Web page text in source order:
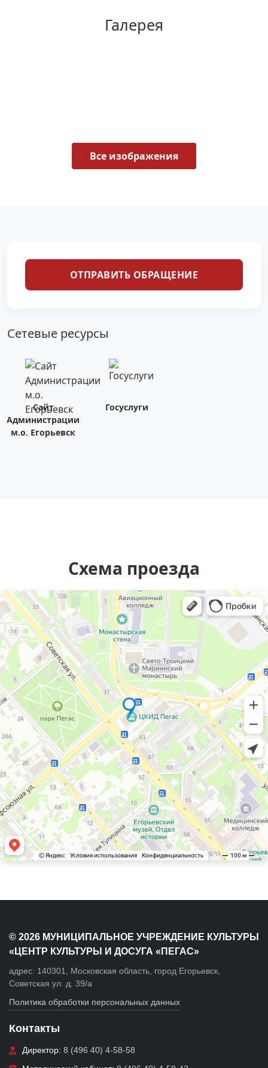
Галерея
Все изображения
ОТПРАВИТЬ ОБРАЩЕНИЕ
Сетевые ресурсы
Сайт
Администрации
м.о. Егорьевск
Госуслуги
Схема проезда
© 2026 МУНИЦИПАЛЬНОЕ УЧРЕЖДЕНИЕ КУЛЬТУРЫ
«ЦЕНТР КУЛЬТУРЫ И ДОСУГА «ПЕГАС»
адрес: 140301, Московская область, город Егорьевск,
Советская ул. д. 39/а
Политика обработки персональных данных
Контакты
Директор: 8 (496 40) 4-58-58